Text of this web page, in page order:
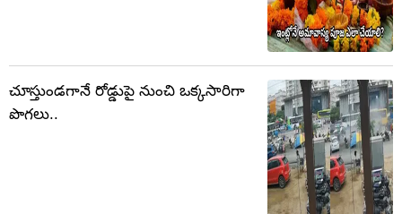
చూస్తుండగానే రోడ్డుపై నుంచి ఒక్కసారిగా
పొగలు..